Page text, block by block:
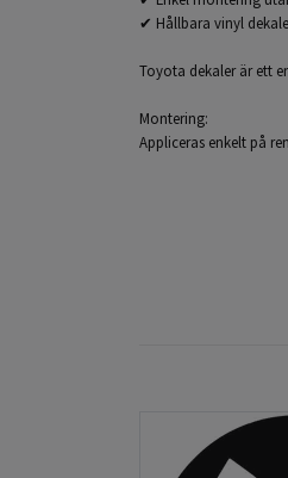
✔ Hållbara vinyl
Toyota dekaler är ett
Montering:
Appliceras enkelt på